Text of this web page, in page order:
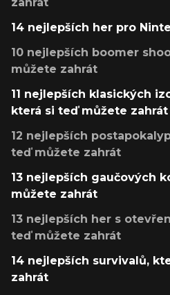
14 nejlepších her pro
10 nejlepších boomer
můžete zahrát
11 nejlepších klasických
která si teď můžete zahrát
12 nejlepších
teď můžete zahrát
13 nejlepších gaučových
můžete zahrát
13 nejlepších her s
teď můžete zahrát
14 nejlepších survivalů,
zahrát